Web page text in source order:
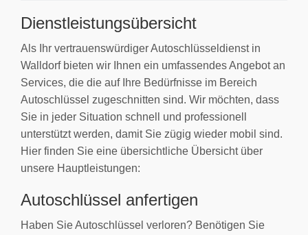
Dienstleistungsübersicht
Als Ihr vertrauenswürdiger Autoschlüsseldienst in
Walldorf bieten wir Ihnen ein umfassendes Angebot an
Services, die die auf Ihre Bedürfnisse im Bereich
Autoschlüssel zugeschnitten sind. Wir möchten, dass
Sie in jeder Situation schnell und professionell
unterstützt werden, damit Sie zügig wieder mobil sind.
Hier finden Sie eine übersichtliche Übersicht über
unsere Hauptleistungen:
Autoschlüssel anfertigen
Haben Sie Autoschlüssel verloren? Benötigen Sie